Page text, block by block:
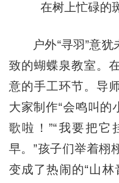
在树上忙碌的
户外“寻羽”意犹
致的蝴蝶泉教室。
意的手工环节。导
大家制作“会鸣叫的
歌啦！”“我要把它
早。”孩子们举着栩
变成了热闹的“山